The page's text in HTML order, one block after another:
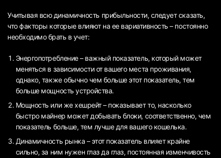
Учитывая всю динамичность прибыльности, следует сказать,
что факторы которые влияют на ее вариативность – постоянно
необходимо брать в учет:
Энергопотребление – важный показатель, который может
меняться в зависимости от вашего места проживания,
однако, также обычно чем больше этот показатель, тем
больше мощность устройства.
Мощность или же хешрейт – показывает то, насколько
быстро майнер может добывать блоки, соответственно, чем
показатель больше, тем лучше для вашего кошелька.
Динамичность рынка – этот показатель влияет крайне
сильно, за ним нужен глаз да глаз, постоянная изменчивость